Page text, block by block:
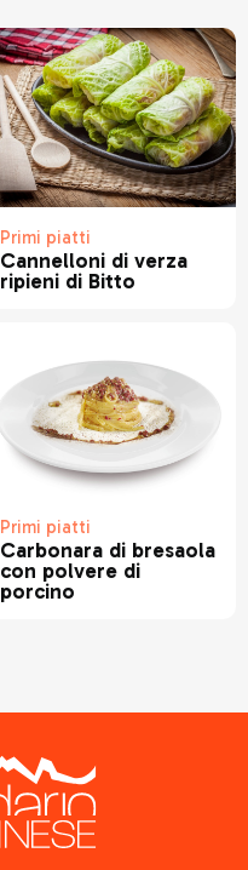
Primi piatti
Cannelloni di verza
ripieni di Bitto
Primi piatti
Carbonara di bresaola
con polvere di
porcino